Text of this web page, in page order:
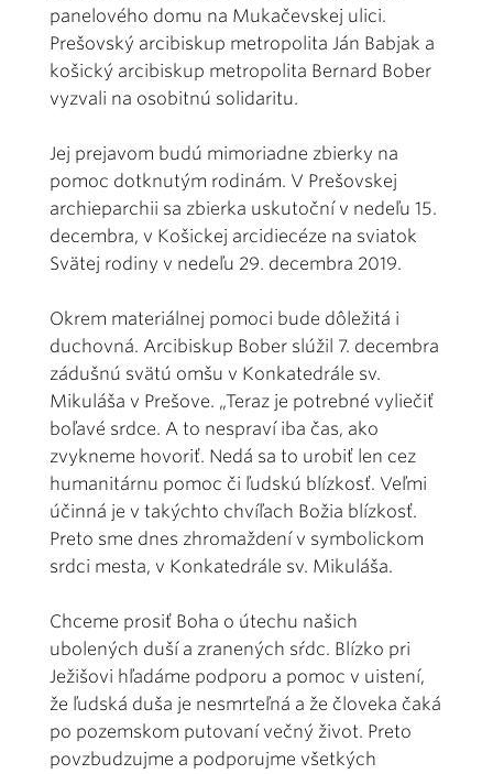
panelového domu na Mukačevskej ulici.
Prešovský arcibiskup metropolita Ján Babjak a
košický arcibiskup metropolita Bernard Bober
vyzvali na osobitnú solidaritu.
Jej prejavom budú mimoriadne zbierky na
pomoc dotknutým rodinám. V Prešovskej
archieparchii sa zbierka uskutoční v nedeľu 15.
decembra, v Košickej arcidiecéze na sviatok
Svätej rodiny v nedeľu 29. decembra 2019.
Okrem materiálnej pomoci bude dôležitá i
duchovná. Arcibiskup Bober slúžil 7. decembra
zádušnú svätú omšu v Konkatedrále sv.
Mikuláša v Prešove. „Teraz je potrebné vyliečiť
boľavé srdce. A to nespraví iba čas, ako
zvykneme hovoriť. Nedá sa to urobiť len cez
humanitárnu pomoc či ľudskú blízkosť. Veľmi
účinná je v takýchto chvíľach Božia blízkosť.
Preto sme dnes zhromaždení v symbolickom
srdci mesta, v Konkatedrále sv. Mikuláša.
Chceme prosiť Boha o útechu našich
ubolených duší a zranených sŕdc. Blízko pri
Ježišovi hľadáme podporu a pomoc v uistení,
že ľudská duša je nesmrteľná a že človeka čaká
po pozemskom putovaní večný život. Preto
povzbudzujme a podporujme všetkých